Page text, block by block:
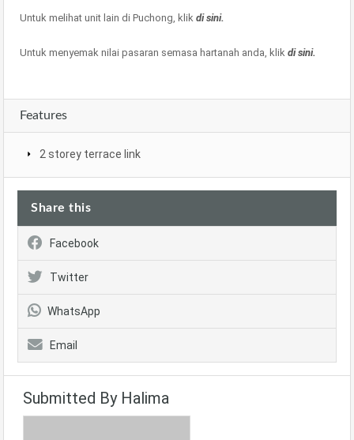
Untuk melihat unit lain di Puchong, klik di sini.
Untuk menyemak nilai pasaran semasa hartanah anda, klik di sini.
Features
2 storey terrace link
Share this
Facebook
Twitter
WhatsApp
Email
Submitted By Halima